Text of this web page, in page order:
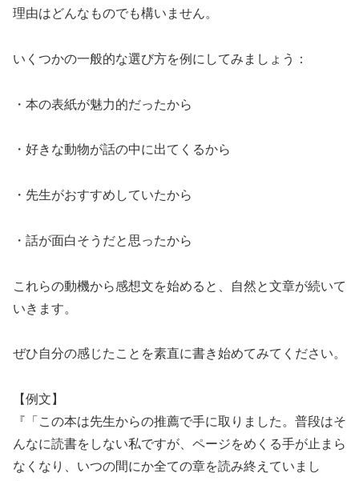
理由はどんなものでも構いません。
いくつかの一般的な選び方を例にしてみましょう：
・本の表紙が魅力的だったから
・好きな動物が話の中に出てくるから
・先生がおすすめしていたから
・話が面白そうだと思ったから
これらの動機から感想文を始めると、自然と文章が続いて
いきます。
ぜひ自分の感じたことを素直に書き始めてみてください。
【例文】
『「この本は先生からの推薦で手に取りました。普段はそ
んなに読書をしない私ですが、ページをめくる手が止まら
なくなり、いつの間にか全ての章を読み終えていまし